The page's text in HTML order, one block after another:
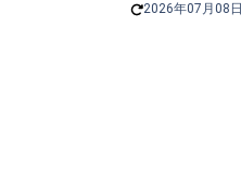
2026年07月08日